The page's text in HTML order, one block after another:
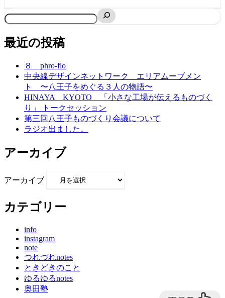
最近の投稿
８ phro-flo
中央線デザインネットワーク エリアムーブメン
ト 〜八王子をめぐる３人の物語〜
HINAYA KYOTO 「小さな工場が伝えるものづく
り」 トークセッション
第三回八王子ものづくり会議について
ラジオ出ました。
アーカイブ
アーカイブ
カテゴリー
info
instagram
note
つれづれnotes
ときどきのこと
ゆるゆるnotes
奥田塾